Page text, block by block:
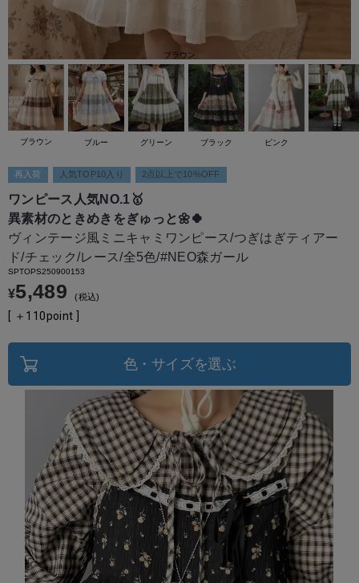
再入荷 人気TOP10入り 2点以上で10%OFF
ワンピース人気NO.1🥇
異素材のときめきをぎゅっと🌼🍀
ヴィンテージ風ミニキャミワンピース/つぎはぎティアー
ド/チェック/レース/全5色/#NEO森ガール
SPTOPS250900153
¥5,489 税込
[ ＋ 110point ]
色・サイズを選ぶ
ブラウン
ブラウン ブルー グリーン ブラック ピンク